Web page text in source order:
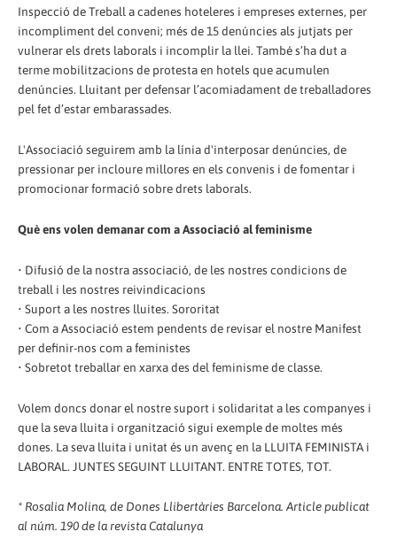
Inspecció de Treball a cadenes hoteleres i empreses externes, per
incompliment del conveni; més de 15 denúncies als jutjats per
vulnerar els drets laborals i incomplir la llei. També s’ha dut a
terme mobilitzacions de protesta en hotels que acumulen
denúncies. Lluitant per defensar l’acomiadament de treballadores
pel fet d’estar embarassades.
L'Associació seguirem amb la línia d'interposar denúncies, de
pressionar per incloure millores en els convenis i de fomentar i
promocionar formació sobre drets laborals.
Què ens volen demanar com a Associació al feminisme
• Difusió de la nostra associació, de les nostres condicions de
treball i les nostres reivindicacions
• Suport a les nostres lluites. Sororitat
• Com a Associació estem pendents de revisar el nostre Manifest
per definir-nos com a feministes
• Sobretot treballar en xarxa des del feminisme de classe.
Volem doncs donar el nostre suport i solidaritat a les companyes i
que la seva lluita i organització sigui exemple de moltes més
dones. La seva lluita i unitat és un avenç en la LLUITA FEMINISTA i
LABORAL. JUNTES SEGUINT LLUITANT. ENTRE TOTES, TOT.
* Rosalia Molina, de Dones Llibertàries Barcelona. Article publicat
al núm. 190 de la revista Catalunya